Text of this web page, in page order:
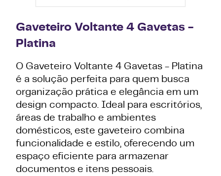
Gaveteiro Voltante 4 Gavetas -
Platina
O Gaveteiro Voltante 4 Gavetas - Platina
é a solução perfeita para quem busca
organização prática e elegância em um
design compacto. Ideal para escritórios,
áreas de trabalho e ambientes
domésticos, este gaveteiro combina
funcionalidade e estilo, oferecendo um
espaço eficiente para armazenar
documentos e itens pessoais.